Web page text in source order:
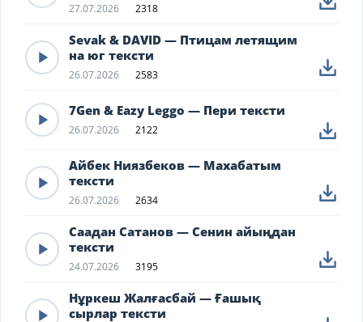
27.07.2026 2318
Sevak & DAVID — Птицам летящим
на юг тексти
26.07.2026 2583
7Gen & Eazy Leggo — Пери тексти
26.07.2026 2122
Айбек Ниязбеков — Махабатым
тексти
26.07.2026 2634
Саадан Сатанов — Сенин айыңдан
тексти
24.07.2026 3195
Нұркеш Жалғасбай — Ғашық
сырлар тексти